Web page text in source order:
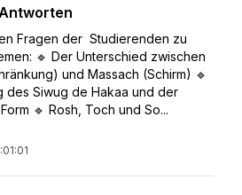
Fragen der Studierenden zu
🔹 Der Unterschied zwischen
und Massach (Schirm) 🔹
des Siwug de Hakaa und der
🔹 Rosh, Toch und So...